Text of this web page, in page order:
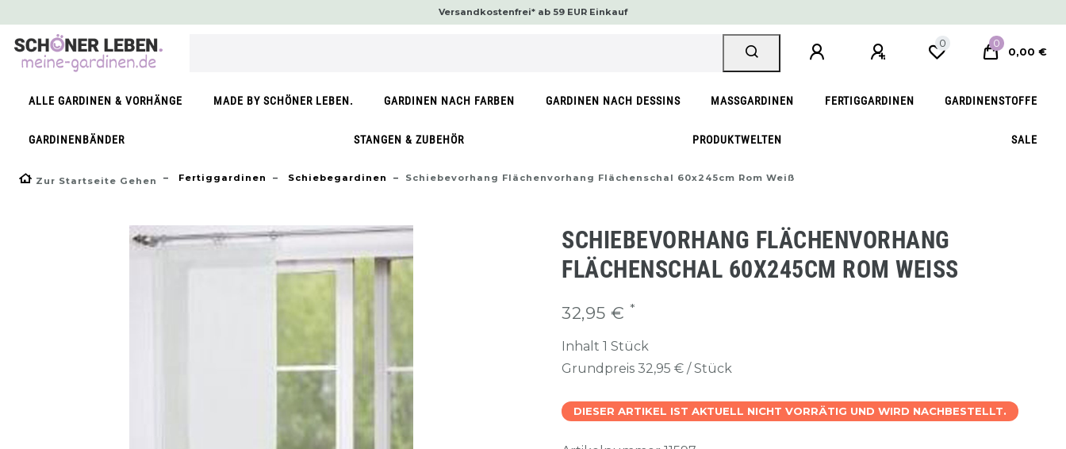
Versandkostenfrei* ab 59 EUR Einkauf
0 0
0,00 €
ALLE GARDINEN & VORHÄNGE MADE BY SCHÖNER LEBEN. GARDINEN NACH FARBEN GARDINEN NACH DESSINS MASSGARDINEN FERTIGGARDINEN GARDINENSTOFFE
GARDINENBÄNDER STANGEN & ZUBEHÖR PRODUKTWELTEN SALE
Zur Startseite Gehen Fertiggardinen Schiebegardinen Schiebevorhang Flächenvorhang Flächenschal 60x245cm Rom Weiß
SCHIEBEVORHANG FLÄCHENVORHANG
FLÄCHENSCHAL 60X245CM ROM WEISS
32,95 € *
Inhalt 1 Stück
Grundpreis 32,95 € / Stück
DIESER ARTIKEL IST AKTUELL NICHT VORRÄTIG UND WIRD NACHBESTELLT.